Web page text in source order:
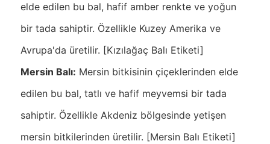
elde edilen bu bal, hafif amber renkte ve yoğun
bir tada sahiptir. Özellikle Kuzey Amerika ve
Avrupa'da üretilir. [Kızılağaç Balı Etiketi]
Mersin Balı: Mersin bitkisinin çiçeklerinden elde
edilen bu bal, tatlı ve hafif meyvemsi bir tada
sahiptir. Özellikle Akdeniz bölgesinde yetişen
mersin bitkilerinden üretilir. [Mersin Balı Etiketi]